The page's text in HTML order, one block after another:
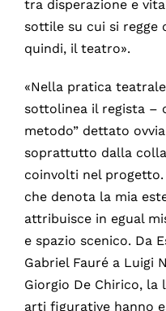
tra disperazione e
sottile su cui si regge
quindi, il teatro».
«Nella pratica
sottolinea il regista –
metodo” dettato
soprattutto dalla
coinvolti nel
che denota la mia
attribuisce in egual
e spazio scenico. Da
Gabriel Fauré a Luigi
Giorgio De Chirico,
arti figurative hanno